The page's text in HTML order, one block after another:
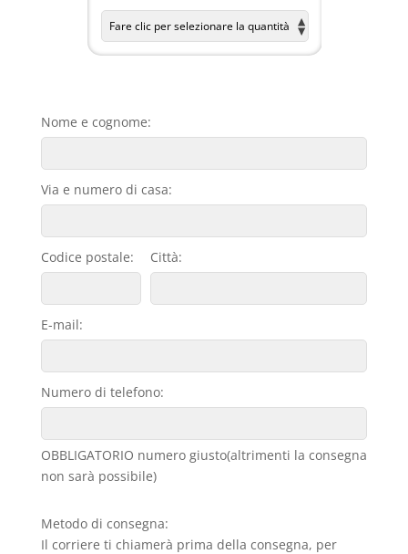
Nome e cognome:
Via e numero di casa:
Codice postale: Città:
E-mail:
Numero di telefono:
OBBLIGATORIO numero giusto(altrimenti la consegna
non sarà possibile)
Metodo di consegna:
Il corriere ti chiamerà prima della consegna, per